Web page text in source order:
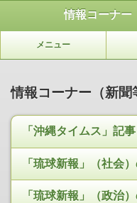
メニュー
情報コーナー（新聞
「沖縄タイムス」記事
「琉球新報」（社会
「琉球新報」（政治